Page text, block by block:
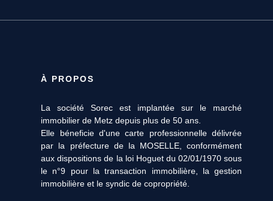
À PROPOS
La société Sorec est implantée sur le marché
immobilier de Metz depuis plus de 50 ans.
Elle béneficie d'une carte professionnelle délivrée
par la préfecture de la MOSELLE, conformément
aux dispositions de la loi Hoguet du 02/01/1970 sous
le n°9 pour la transaction immobilière, la gestion
immobilière et le syndic de copropriété.